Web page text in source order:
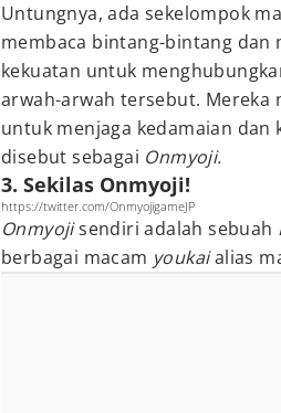
Untungnya, ada sekelompok
membaca bintang-bintang dan
kekuatan untuk
arwah-arwah tersebut. Mereka
untuk menjaga kedamaian dan
disebut sebagai Onmyoji.
3. Sekilas Onmyoji!
https://twitter.com/OnmyojigameJP
Onmyojisendiri adalah sebuah
berbagai macam youkaialias